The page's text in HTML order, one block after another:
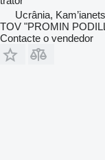
Ucrânia,
TOV "PROMIN
Contacte o vendedor